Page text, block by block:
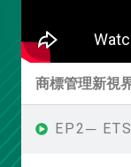
商標管理新視
EP2─